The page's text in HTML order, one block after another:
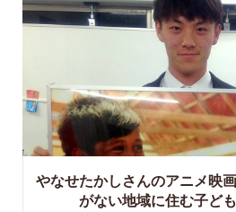
やなせたかしさんのアニメ映
がない地域に住む子ど